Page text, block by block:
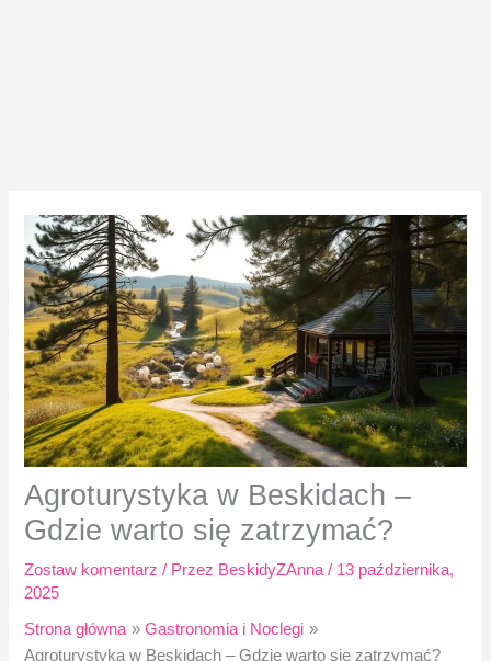
Agroturystyka w Beskidach –
Gdzie warto się zatrzymać?
Zostaw komentarz / Przez BeskidyZAnna/ 13 października,
2025
Strona główna
Gastronomia i Noclegi
Agroturystyka w Beskidach – Gdzie warto się zatrzymać?